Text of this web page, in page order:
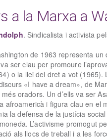
a la Marxa a
. Sindicalista i activista
de 1963 representa
ser clau per promoure
o la llei del dret a vot (1965).
«I have a dream», de
oradors. Un d’ells va ser
afroamericà i figura clau en el
la defensa de la justícia
L’activisme promogut
als llocs de treball i a les